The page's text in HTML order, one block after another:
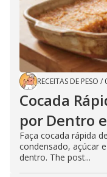
RECEITAS DE PESO /
Cocada
por Dentro
Faça cocada rápida
condensado, açúcar
dentro. The post...